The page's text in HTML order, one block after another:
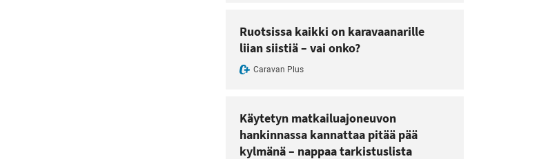
Ruotsissa kaikki on karavaanarille
liian siistiä – vai onko?
Caravan Plus
Käytetyn matkailuajoneuvon
hankinnassa kannattaa pitää pää
kylmänä – nappaa tarkistuslista